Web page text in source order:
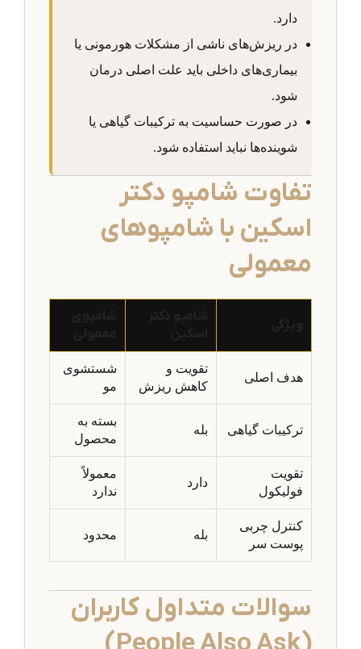
دارد.
در ریزش‌های ناشی از مشکلات هورمونی یا
بیماری‌های داخلی باید علت اصلی درمان
شود.
در صورت حساسیت به ترکیبات گیاهی یا
شوینده‌ها نباید استفاده شود.
تفاوت شامپو دکتر
اسکین با شامپوهای
معمولی
هدف اصلی
تقویت و
کاهش ریزش
شستشوی
مو
ترکیبات گیاهی بله
بسته به
محصول
تقویت
فولیکول
دارد
معمولاً
ندارد
کنترل چربی
پوست سر
بله محدود
سوالات متداول کاربران